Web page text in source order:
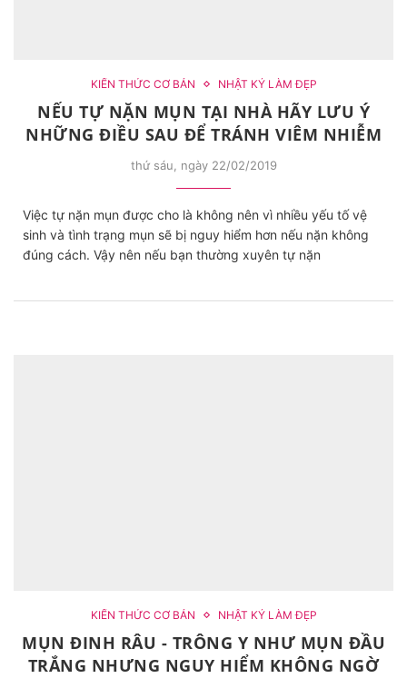
KIẾN THỨC CƠ BẢN NHẬT KÝ LÀM ĐẸP
NẾU TỰ NẶN MỤN TẠI NHÀ HÃY LƯU Ý
NHỮNG ĐIỀU SAU ĐỂ TRÁNH VIÊM NHIỄM
thứ sáu, ngày 22/02/2019
Việc tự nặn mụn được cho là không nên vì nhiều yếu tố vệ
sinh và tình trạng mụn sẽ bị nguy hiểm hơn nếu nặn không
đúng cách. Vậy nên nếu bạn thường xuyên tự nặn
KIẾN THỨC CƠ BẢN NHẬT KÝ LÀM ĐẸP
MỤN ĐINH RÂU - TRÔNG Y NHƯ MỤN ĐẦU
TRẮNG NHƯNG NGUY HIỂM KHÔNG NGỜ